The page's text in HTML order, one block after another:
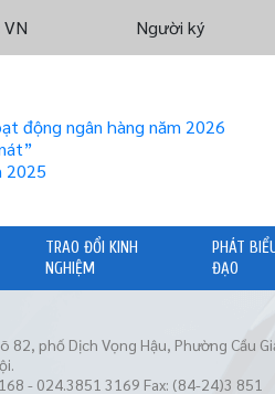
Người ký
động ngân hàng năm 2026
2025
TRAO ĐỔI KINH
NGHIỆM
PHÁT
ĐẠO
82, phố Dịch Vọng Hậu, Phường Cầu
- 024.3851 3169 Fax: (84-24)3 851